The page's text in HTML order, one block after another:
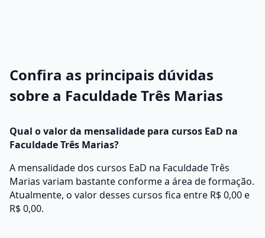
Confira as principais dúvidas
sobre a Faculdade Três Marias
Qual o valor da mensalidade para cursos EaD na
Faculdade Três Marias?
A mensalidade dos cursos EaD na Faculdade Três
Marias variam bastante conforme a área de formação.
Atualmente, o valor desses cursos fica entre R$ 0,00 e
R$ 0,00.